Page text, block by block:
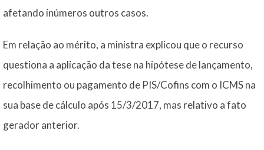
afetando inúmeros outros casos.
Em relação ao mérito, a ministra explicou que o recurso
questiona a aplicação da tese na hipótese de lançamento,
recolhimento ou pagamento de PIS/Cofins com o ICMS na
sua base de cálculo após 15/3/2017, mas relativo a fato
gerador anterior.